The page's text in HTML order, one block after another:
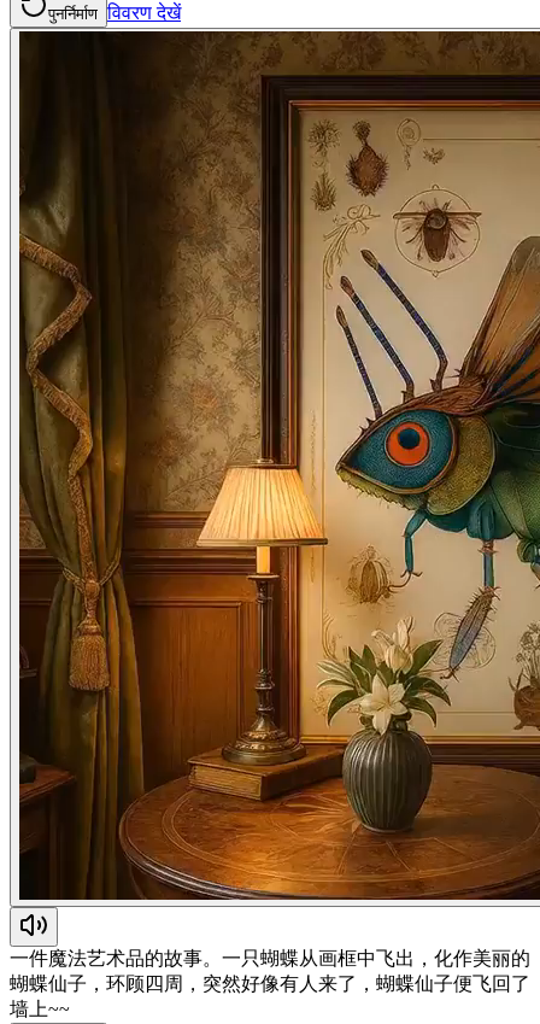
पुनर्निर्माण विवरण देखें
一件魔法艺术品的故事。一只蝴蝶从画框中飞出，化作美丽的
蝴蝶仙子，环顾四周，突然好像有人来了，蝴蝶仙子便飞回了
墙上~~